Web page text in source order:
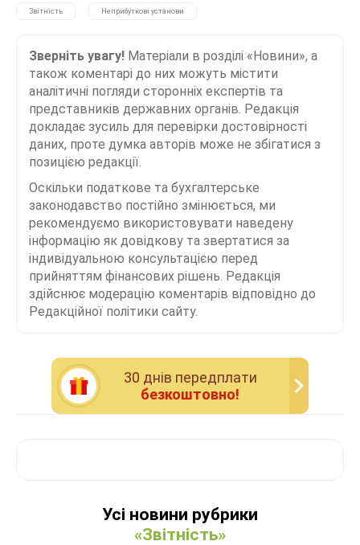
Звітність Неприбуткові установи
Зверніть увагу! Матеріали в розділі «Новини», а
також коментарі до них можуть містити
аналітичні погляди сторонніх експертів та
представників державних органів. Редакція
докладає зусиль для перевірки достовірності
даних, проте думка авторів може не збігатися з
позицією редакції.
Оскільки податкове та бухгалтерське
законодавство постійно змінюється, ми
рекомендуємо використовувати наведену
інформацію як довідкову та звертатися за
індивідуальною консультацією перед
прийняттям фінансових рішень. Редакція
здійснює модерацію коментарів відповідно до
Редакційної політики сайту.
30 днiв передплати
безкоштовно!
Усі новини рубрики
«Звітність»